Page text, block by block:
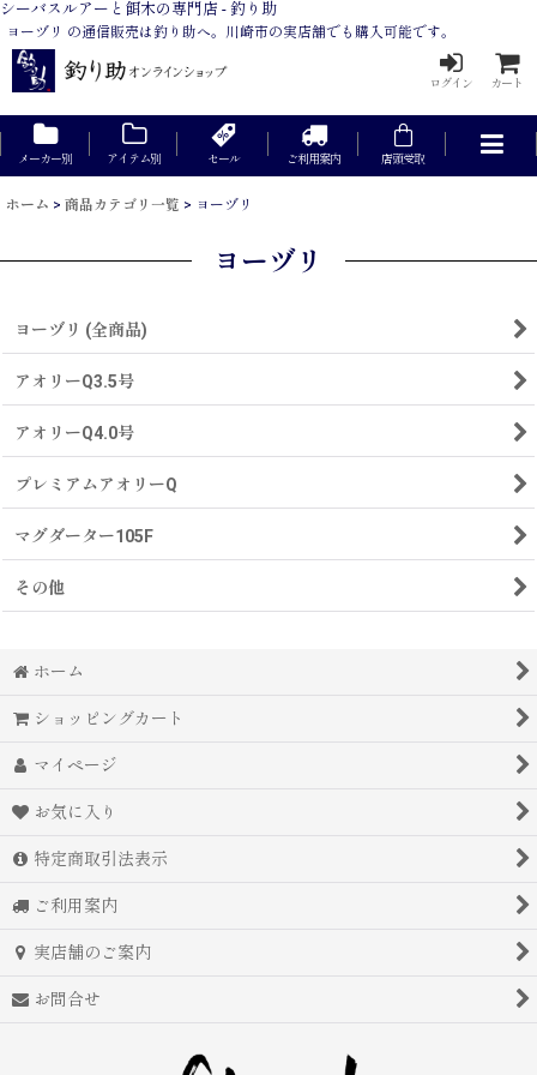
シーバスルアーと餌木の専門店 - 釣り助
ヨーヅリ の通信販売は釣り助へ。川崎市の実店舗でも購入可能です。
ログイン カート
メーカー別 アイテム別 セール ご利用案内 店頭受取
ホーム > 商品カテゴリ一覧 > ヨーヅリ
ヨーヅリ
ヨーヅリ (全商品)
アオリーQ3.5号
アオリーQ4.0号
プレミアムアオリーQ
マグダーター105F
その他
ホーム
ショッピングカート
マイページ
お気に入り
特定商取引法表示
ご利用案内
実店舗のご案内
お問合せ